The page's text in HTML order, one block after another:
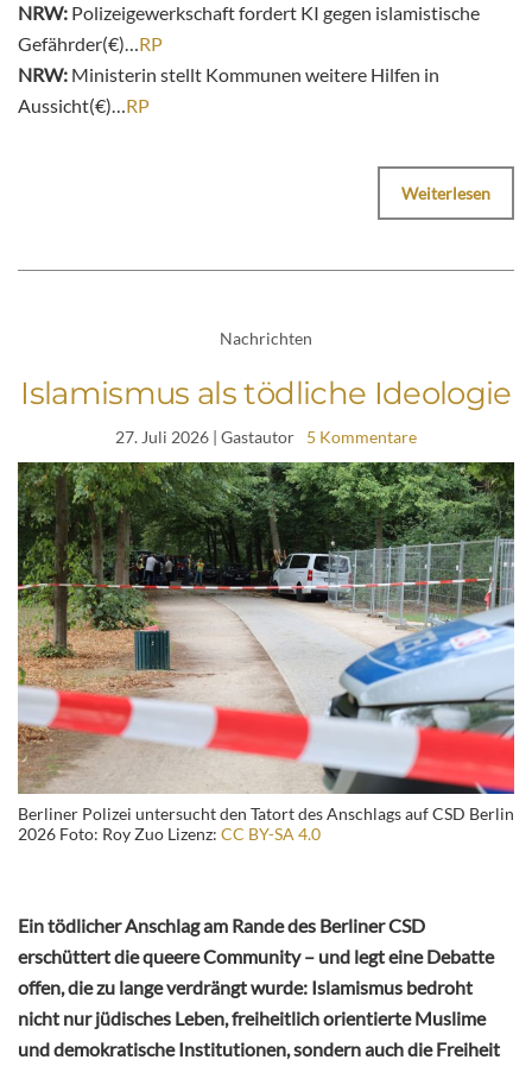
NRW: Polizeigewerkschaft fordert KI gegen islamistische
Gefährder(€)…RP
NRW: Ministerin stellt Kommunen weitere Hilfen in
Aussicht(€)…RP
Weiterlesen
Nachrichten
Islamismus als tödliche Ideologie
27. Juli 2026 | Gastautor 5 Kommentare
Berliner Polizei untersucht den Tatort des Anschlags auf CSD Berlin
2026 Foto: Roy Zuo Lizenz: CC BY-SA 4.0
Ein tödlicher Anschlag am Rande des Berliner CSD
erschüttert die queere Community – und legt eine Debatte
offen, die zu lange verdrängt wurde: Islamismus bedroht
nicht nur jüdisches Leben, freiheitlich orientierte Muslime
und demokratische Institutionen, sondern auch die Freiheit